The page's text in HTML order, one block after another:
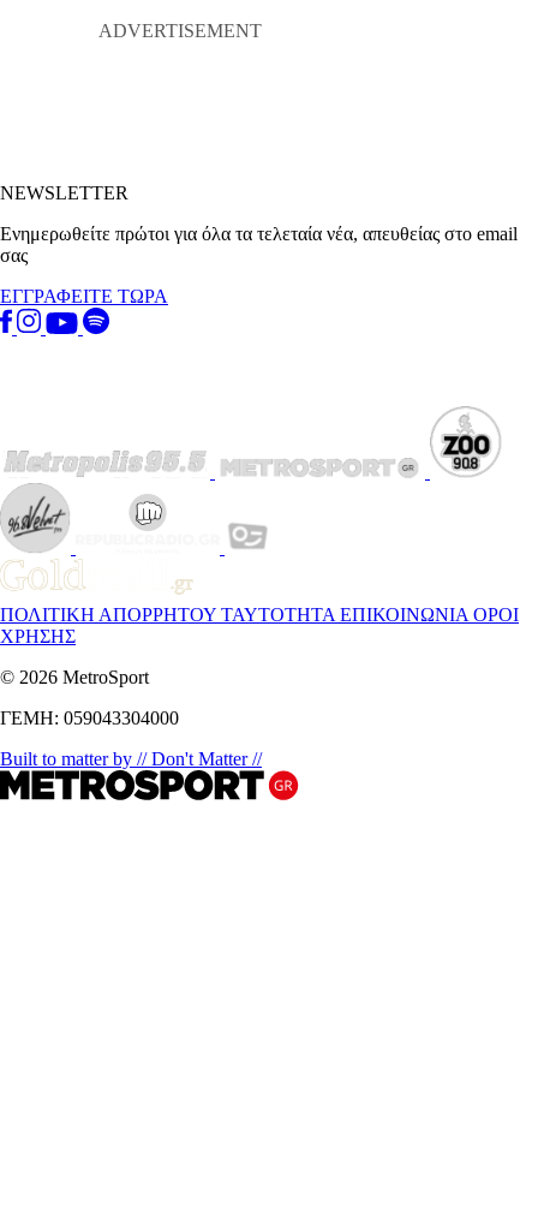
NEWSLETTER
Ενημερωθείτε πρώτοι για όλα τα τελεταία νέα, απευθείας στο email
σας
ΕΓΓΡΑΦΕΙΤΕ ΤΩΡΑ
ΠΟΛΙΤΙΚΗ ΑΠΟΡΡΗΤΟΥ ΤΑΥΤΟΤΗΤΑ ΕΠΙΚΟΙΝΩΝΙΑ ΟΡΟΙ
ΧΡΗΣΗΣ
© 2026 MetroSport
ΓΕΜΗ: 059043304000
Built to matter by // Don't Matter //